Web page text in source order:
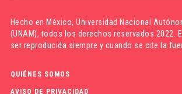
Hecho en México,Universidad Nacional
(UNAM), todos los derechos reservados 2022.
ser reproducida siempre y cuando se cite la
QUIÉNES SOMOS
AVISO DE PRIVACIDAD